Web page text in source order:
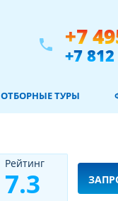
phone +7
+7
ОТБОРНЫЕ ТУРЫ
Рeйтинг
7.3